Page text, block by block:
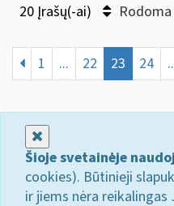
20 Įrašų(-ai)
1 ... 22 23 24
Šioje svetainėje
cookies). Būtinieji
ir jiems nėra